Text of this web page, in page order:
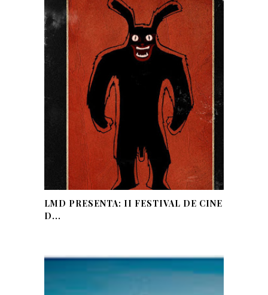
LMD PRESENTA: II FESTIVAL DE CINE
D...